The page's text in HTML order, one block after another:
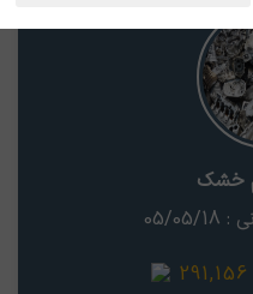
خشک
18
291,156